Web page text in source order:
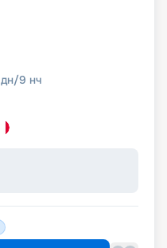
дн/9 нч